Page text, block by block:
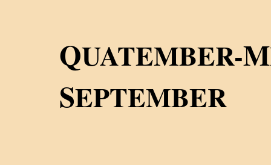
QUATEMBER-M
SEPTEMBER